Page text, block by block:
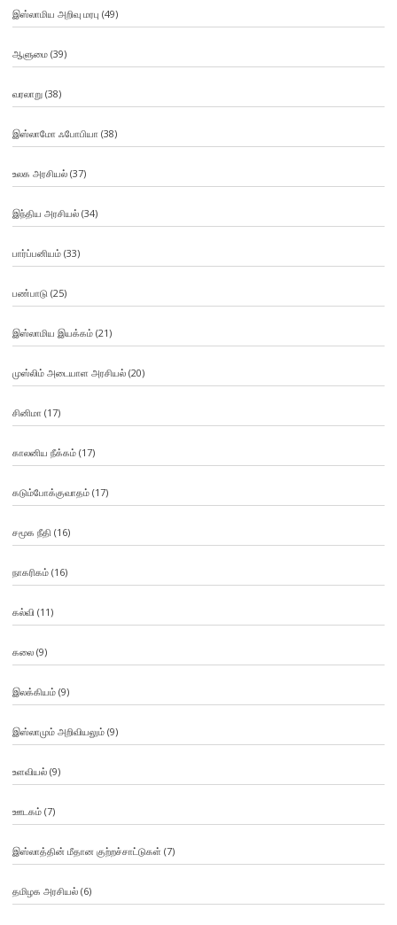
இஸ்லாமிய அறிவு மரபு (49)
ஆளுமை(39)
வரலாறு(38)
இஸ்லாமோ ஃபோபியா (38)
உலக அரசியல்(37)
இந்திய அரசியல்(34)
பார்ப்பனியம்(33)
பண்பாடு(25)
இஸ்லாமிய இயக்கம்(21)
முஸ்லிம் அடையாள அரசியல்(20)
சினிமா (17)
காலனிய நீக்கம்(17)
கடும்போக்குவாதம்(17)
சமூக நீதி (16)
நாகரிகம்(16)
கல்வி (11)
கலை(9)
இலக்கியம்(9)
இஸ்லாமும் அறிவியலும்(9)
உளவியல்(9)
ஊடகம்(7)
இஸ்லாத்தின் மீதான குற்றச்சாட்டுகள் (7)
தமிழக அரசியல்(6)